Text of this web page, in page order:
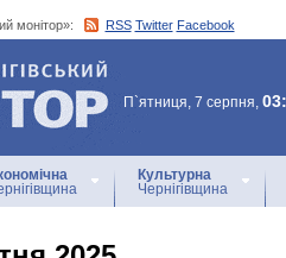
монітор»: RSS Twitter Facebook
монітор»
П`ятниця, 7 серпня,
Культурна
Чернігівщина